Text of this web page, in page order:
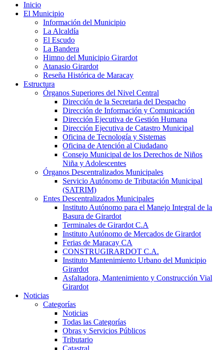
Inicio
El Municipio
Información del Municipio
La Alcaldía
El Escudo
La Bandera
Himno del Municipio Girardot
Atanasio Girardot
Reseña Histórica de Maracay
Estructura
Órganos Superiores del Nivel Central
Dirección de la Secretaria del Despacho
Dirección de Información y Comunicación
Dirección Ejecutiva de Gestión Humana
Dirección Ejecutiva de Catastro Municipal
Oficina de Tecnología y Sistemas
Oficina de Atención al Ciudadano
Consejo Municipal de los Derechos de Niños
Niña y Adolescentes
Órganos Descentralizados Municipales
Servicio Autónomo de Tributación Municipal
(SATRIM)
Entes Descentralizados Municipales
Instituto Autónomo para el Manejo Integral de la
Basura de Girardot
Terminales de Girardot C.A
Instituto Autónomo de Mercados de Girardot
Ferias de Maracay CA
CONSTRUGIRARDOT C.A.
Instituto Mantenimiento Urbano del Municipio
Girardot
Asfaltadora, Mantenimiento y Construcción Vial
Girardot
Noticias
Categorías
Noticias
Todas las Categorías
Obras y Servicios Públicos
Tributario
Catastral